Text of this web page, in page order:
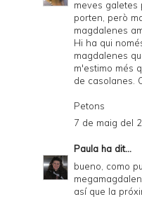
meves galetes
porten, però
magdalenes
Hi ha qui
magdalenes
m'estimo més
de casolanes.
Petons
7 de maig del
Paula ha dit...
bueno, como
así que la